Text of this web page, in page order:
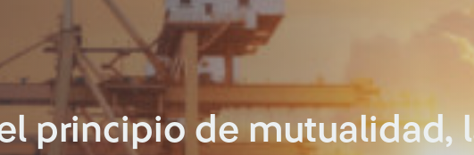
principio de mutualidad,